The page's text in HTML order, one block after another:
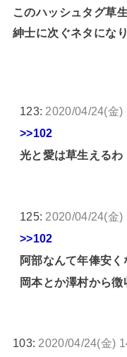
このハッシュタグ草
紳士に次ぐネタにな
123: 2020/04/24(金)
>>102
光と愛は草生えるわ
125: 2020/04/24(金)
>>102
阿部なんて年俸安
岡本とか澤村から徴
103: 2020/04/24(金)